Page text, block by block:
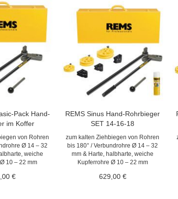
Pack Hand-
im Koffer
von Rohren
Ø 14 – 32
weiche
10 – 22 mm
€
REMS Sinus Hand-Rohrbieger
SET 14-16-18
zum kalten Ziehbiegen von Rohren
bis 180° / Verbundrohre Ø 14 – 32
mm & Harte, halbharte, weiche
Kupferrohre Ø 10 – 22 mm
629,00 €